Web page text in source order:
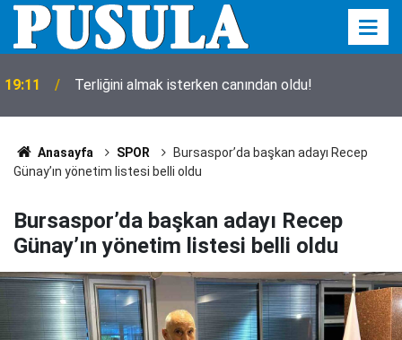
19:11 Terliğini almak isterken canından oldu!
Anasayfa SPOR
Bursaspor’da başkan adayı Recep
Günay’ın yönetim listesi belli oldu
Bursaspor’da başkan adayı Recep
Günay’ın yönetim listesi belli oldu